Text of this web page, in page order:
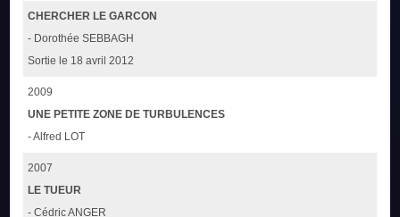
CHERCHER LE GARCON
- Dorothée SEBBAGH
Sortie le 18 avril 2012
2009
UNE PETITE ZONE DE TURBULENCES
- Alfred LOT
2007
LE TUEUR
- Cédric ANGER